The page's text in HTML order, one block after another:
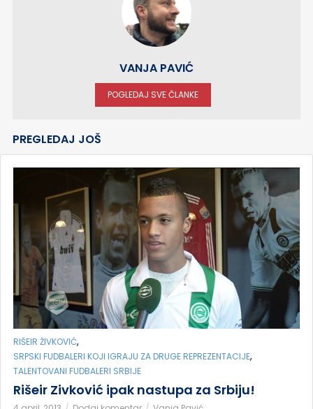
VANJA PAVIĆ
POGLEDAJ SVE ČLANKE
PREGLEDAJ JOŠ
RIŠEIR ŽIVKOVIĆ,
SRPSKI FUDBALERI KOJI IGRAJU ZA DRUGE REPREZENTACIJE,
TALENTOVANI FUDBALERI SRBIJE
Rišeir Zivković ipak nastupa za Srbiju!